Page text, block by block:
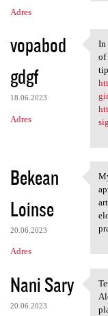
Adres
vopabod
gdgf
18.06.2023
Adres
In
In
of
Bekean
Loinse
20.06.2023
Adres
Nani Sary
20.06.2023